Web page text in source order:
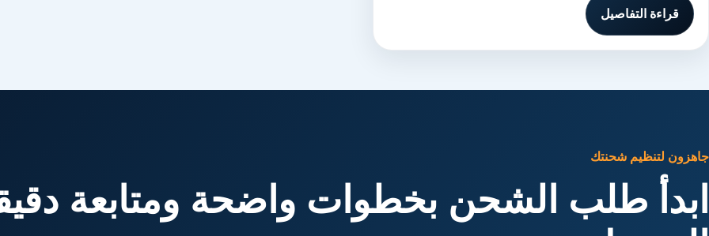
قراءة التفاصيل
جاهزون لتنظيم شحنتك
ابدأ طلب الشحن بخطوات واضحة ومتابعة